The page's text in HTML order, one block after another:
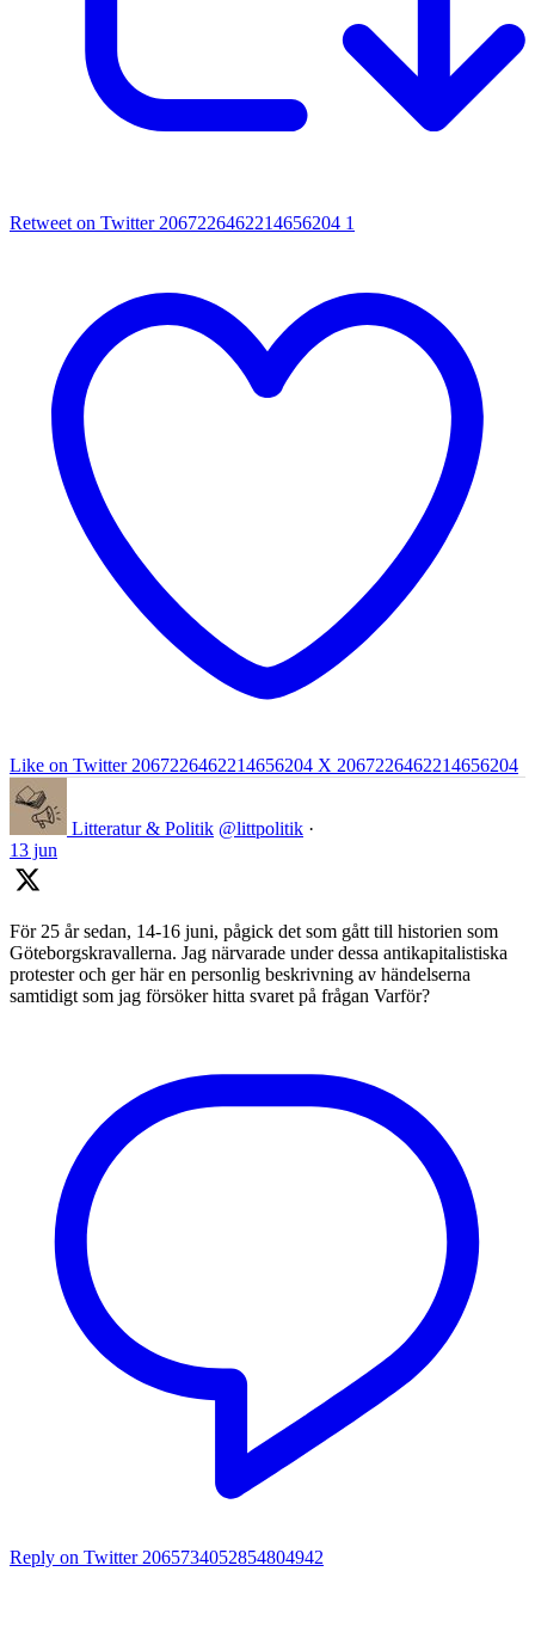
Retweet on Twitter 2067226462214656204 1
Like on Twitter 2067226462214656204 X 2067226462214656204
Litteratur & Politik @littpolitik ·
13 jun
För 25 år sedan, 14-16 juni, pågick det som gått till historien som
Göteborgskravallerna. Jag närvarade under dessa antikapitalistiska
protester och ger här en personlig beskrivning av händelserna
samtidigt som jag försöker hitta svaret på frågan Varför?
Reply on Twitter 2065734052854804942